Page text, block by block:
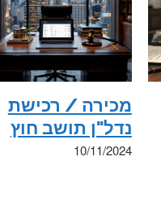
מכירה / רכישת
נדל"ן תושב חוץ
10/11/2024